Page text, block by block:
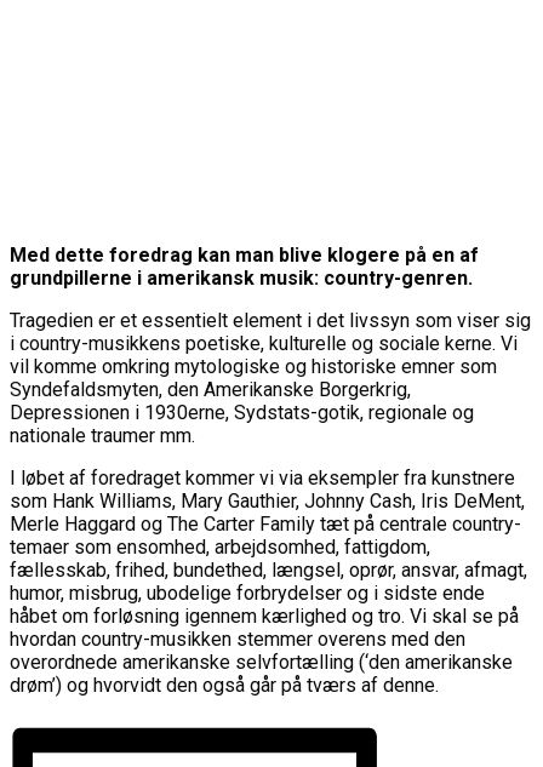
Med dette foredrag kan man blive klogere på en af
grundpillerne i amerikansk musik: country-genren.
Tragedien er et essentielt element i det livssyn som viser sig
i country-musikkens poetiske, kulturelle og sociale kerne. Vi
vil komme omkring mytologiske og historiske emner som
Syndefaldsmyten, den Amerikanske Borgerkrig,
Depressionen i 1930erne, Sydstats-gotik, regionale og
nationale traumer mm.
I løbet af foredraget kommer vi via eksempler fra kunstnere
som Hank Williams, Mary Gauthier, Johnny Cash, Iris DeMent,
Merle Haggard og The Carter Family tæt på centrale country-
temaer som ensomhed, arbejdsomhed, fattigdom,
fællesskab, frihed, bundethed, længsel, oprør, ansvar, afmagt,
humor, misbrug, ubodelige forbrydelser og i sidste ende
håbet om forløsning igennem kærlighed og tro. Vi skal se på
hvordan country-musikken stemmer overens med den
overordnede amerikanske selvfortælling (‘den amerikanske
drøm’) og hvorvidt den også går på tværs af denne.